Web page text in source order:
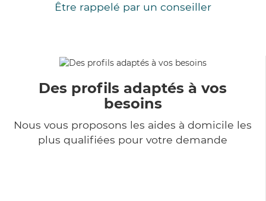
Être rappelé par un conseiller
Des profils adaptés à vos
besoins
Nous vous proposons les aides à domicile les
plus qualifiées pour votre demande